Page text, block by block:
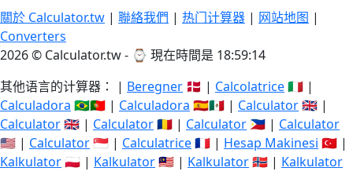
關於 Calculator.tw | 聯絡我們 | 热门计算器 | 网站地图 |
Converters
2026 © Calculator.tw - ⌚ 現在時間是 18:59:15
其他语言的计算器： | Beregner 🇩🇰 | Calcolatrice🇮🇹 |
Calculadora 🇧🇷🇵🇹 | Calculadora 🇪🇸🇲🇽 | Calculator🇬🇧 |
Calculator🇬🇧 | Calculator🇷🇴 | Calculator 🇵🇭 | Calculator
🇺🇸 | Calculator🇸🇬 | Calculatrice🇫🇷 | Hesap Makinesi 🇹🇷 |
Kalkulator🇵🇱 | Kalkulator🇲🇾 | Kalkulator🇳🇴 | Kalkulator